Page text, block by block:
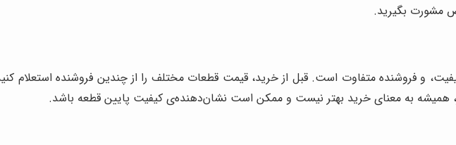
مشورت بگیرید.
و فروشنده متفاوت است. قبل از خرید، قیمت قطعات مختلف را از چندین فروشنده استعلام
همیشه به معنای خرید بهتر نیست و ممکن است نشان‌دهنده‌ی کیفیت پایین قطعه باشد.